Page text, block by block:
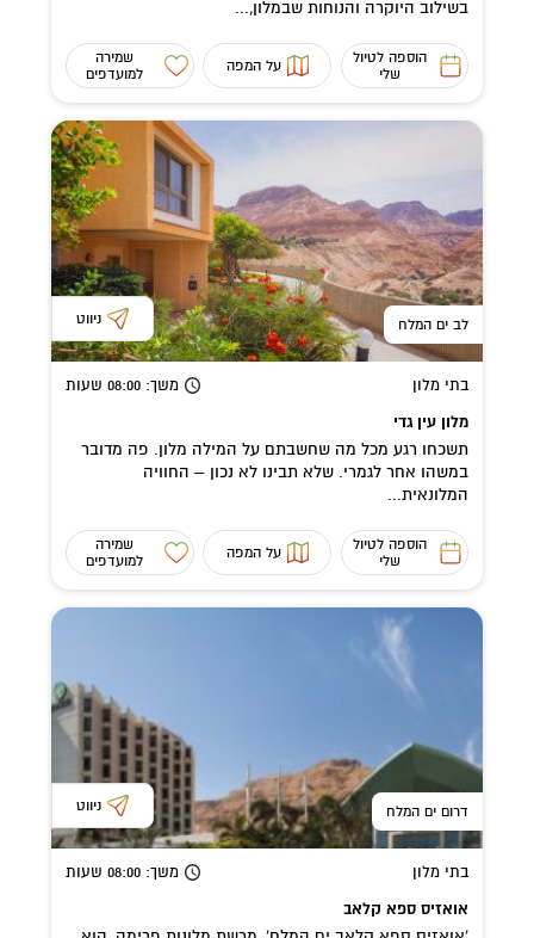
בשילוב היוקרה והנוחות שבמלון,...
הוספה לטיול
שלי
על המפה
שמירה
למועדפים
לב ים המלח ניווט
בתי מלון משך: 08:00 שעות
מלון עין גדי
תשכחו רגע מכל מה שחשבתם על המילה מלון. פה מדובר
במשהו אחר לגמרי. שלא תבינו לא נכון – החוויה
המלונאית...
הוספה לטיול
שלי
על המפה
שמירה
למועדפים
דרום ים המלח ניווט
בתי מלון משך: 08:00 שעות
אואזיס ספא קלאב